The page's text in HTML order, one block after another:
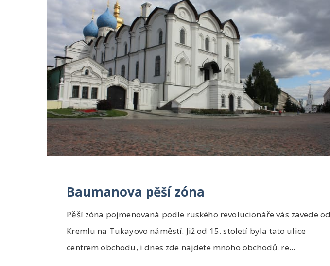
Baumanova pěší zóna
Pěší zóna pojmenovaná podle ruského revolucionáře vás zavede od
Kremlu na Tukayovo náměstí. Již od 15. století byla tato ulice
centrem obchodu, i dnes zde najdete mnoho obchodů, re...